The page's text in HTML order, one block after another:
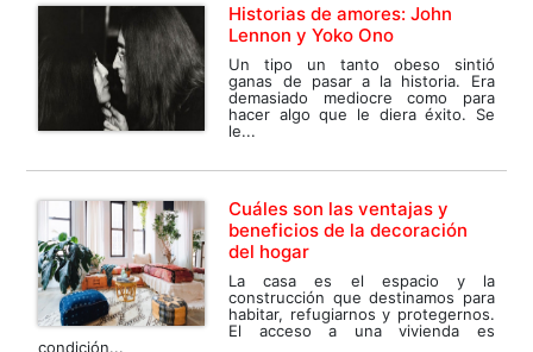
Historias de amores: John
Lennon y Yoko Ono
Un tipo un tanto obeso sintió
ganas de pasar a la historia. Era
demasiado mediocre como para
hacer algo que le diera éxito. Se
le...
Cuáles son las ventajas y
beneficios de la decoración
del hogar
La casa es el espacio y la
construcción que destinamos para
habitar, refugiarnos y protegernos.
El acceso a una vivienda es
condición...